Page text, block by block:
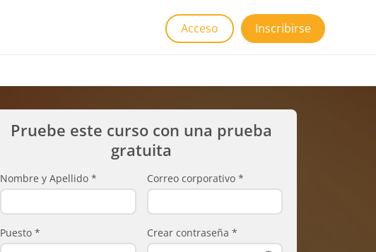
Acceso Inscribirse
Pruebe este curso con una prueba
gratuita
Nombre y Apellido * Correo corporativo *
Puesto * Crear contraseña *